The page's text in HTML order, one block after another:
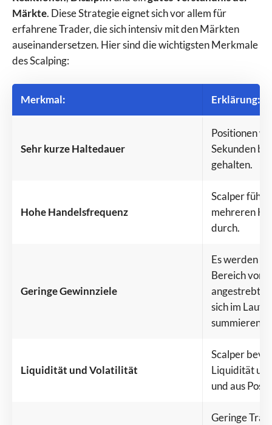
Märkte. Diese Strategie eignet sich vor allem für
erfahrene Trader, die sich intensiv mit den Märkten
auseinandersetzen. Hier sind die wichtigsten Merkmale
des Scalping:
Merkmal: Erklärung:
Sehr kurze Haltedauer
Positionen
Sekunden
gehalten.
Hohe Handelsfrequenz
Scalper
mehreren
durch.
Geringe Gewinnziele
Es werden
Bereich von
angestrebt.
sich im Laufe
summieren.
Liquidität und Volatilität
Scalper
Liquidität
und aus
Geringe